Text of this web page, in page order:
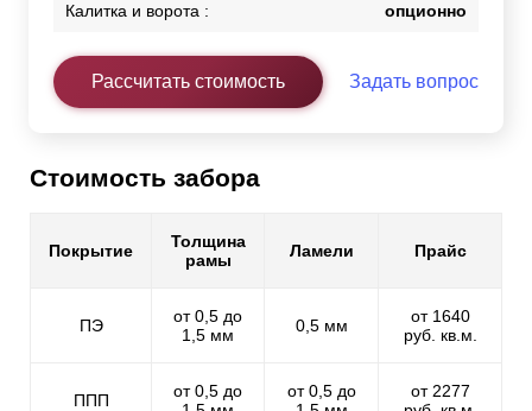
Калитка и ворота : опционно
Рассчитать стоимость Задать вопрос
Стоимость забора
Покрытие
Толщина
рамы
Ламели Прайс
ПЭ
от 0,5 до
1,5 мм
0,5 мм
от 1640
руб. кв.м.
ППП
от 0,5 до
от 0,5 до
от 2277